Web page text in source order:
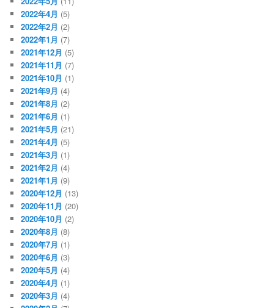
2022年4月 (5)
2022年2月 (2)
2022年1月 (7)
2021年12月 (5)
2021年11月 (7)
2021年10月 (1)
2021年9月 (4)
2021年8月 (2)
2021年6月 (1)
2021年5月 (21)
2021年4月 (5)
2021年3月 (1)
2021年2月 (4)
2021年1月 (9)
2020年12月 (13)
2020年11月 (20)
2020年10月 (2)
2020年8月 (8)
2020年7月 (1)
2020年6月 (3)
2020年5月 (4)
2020年4月 (1)
2020年3月 (4)